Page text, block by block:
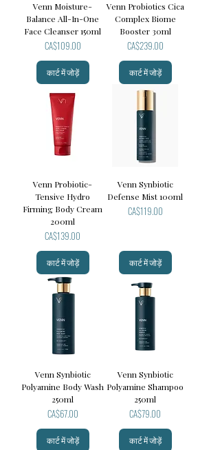
Venn Moisture-
Balance All-In-One
Face Cleanser 150ml
मूल्य
CA$109.00
कार्ट में जोड़ें
Venn Probiotics Cica
Complex Biome
Booster 30ml
मूल्य
CA$239.00
कार्ट में जोड़ें
Venn Probiotic-
Tensive Hydro
Firming Body Cream
200ml
मूल्य
CA$139.00
कार्ट में जोड़ें
Venn Synbiotic
Defense Mist 100ml
मूल्य
CA$119.00
कार्ट में जोड़ें
Venn Synbiotic
Polyamine Body Wash
250ml
मूल्य
CA$67.00
कार्ट में जोड़ें
Venn Synbiotic
Polyamine Shampoo
250ml
मूल्य
CA$79.00
कार्ट में जोड़ें